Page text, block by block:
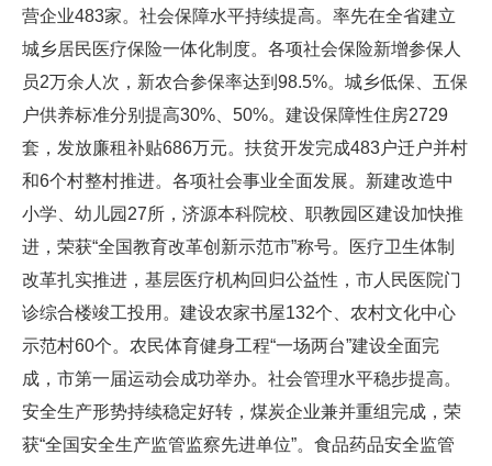
营企业483家。社会保障水平持续提高。率先在全省建立
城乡居民医疗保险一体化制度。各项社会保险新增参保人
员2万余人次，新农合参保率达到98.5%。城乡低保、五保
户供养标准分别提高30%、50%。建设保障性住房2729
套，发放廉租补贴686万元。扶贫开发完成483户迁户并村
和6个村整村推进。各项社会事业全面发展。新建改造中
小学、幼儿园27所，济源本科院校、职教园区建设加快推
进，荣获“全国教育改革创新示范市”称号。医疗卫生体制
改革扎实推进，基层医疗机构回归公益性，市人民医院门
诊综合楼竣工投用。建设农家书屋132个、农村文化中心
示范村60个。农民体育健身工程“一场两台”建设全面完
成，市第一届运动会成功举办。社会管理水平稳步提高。
安全生产形势持续稳定好转，煤炭企业兼并重组完成，荣
获“全国安全生产监管监察先进单位”。食品药品安全监管